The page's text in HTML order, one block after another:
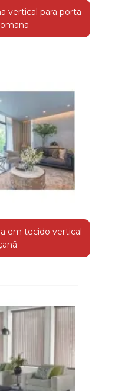
vertical para porta
em tecido vertical